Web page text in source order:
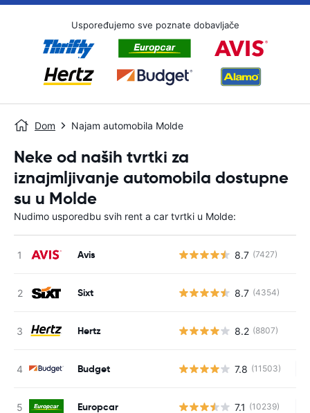
Uspoređujemo sve poznate dobavljače
Dom Najam automobila Molde
Neke od naših tvrtki za
iznajmljivanje automobila dostupne
su u Molde
Nudimo usporedbu svih rent a car tvrtki u Molde:
Avis 8.7 (7427)
Sixt 8.7 (4354)
Hertz 8.2 (8807)
Budget 7.8 (11503)
Europcar 7.1 (10239)